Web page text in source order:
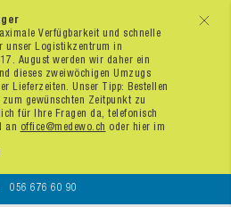
x
Verfügbarkeit und schnelle
unser Logistikzentrum in
August werden wir daher ein
dieses zweiwöchigen Umzugs
Lieferzeiten. Unser Tipp: Bestellen
gewünschten Zeitpunkt zu
für Ihre Fragen da, telefonisch
an office@medewo.ch oder hier im
056 676 60 90